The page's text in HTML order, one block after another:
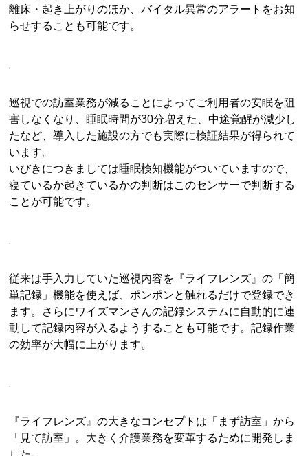
離床・起き上がりのほか、バイタル異常のアラートをお知
らせすることも可能です。
巡視での訪室業務が減ることによってご利用者の安眠を阻
害しなくなり、睡眠時間が30分増えた、中途覚醒が減少し
たなど、導入した施設の方でも実際に検証結果が得られて
います。
いびきにつきましては睡眠検知機能がついていますので、
寝ているか起きているかの判断はこのセンサーで判断する
ことが可能です。
従来は手入力していた巡視内容を『ライフレンズ』の「簡
単記録」機能を使えば、ポンポンと触れるだけで登録でき
ます。さらにワイズマンさんの記録システムに自動的に連
動して記録内容が入るようすることも可能です。記録作業
の効率が大幅に上がります。
『ライフレンズ』の大きなコンセプトは「まず訪室」から
「見て訪室」。大きく介護業務を変革するために開発しま